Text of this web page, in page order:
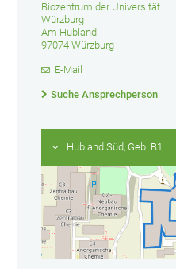
Biozentrum der Universität
Würzburg
Am Hubland
97074 Würzburg
E-Mail
Suche Ansprechperson
Hubland Süd, Geb. B1